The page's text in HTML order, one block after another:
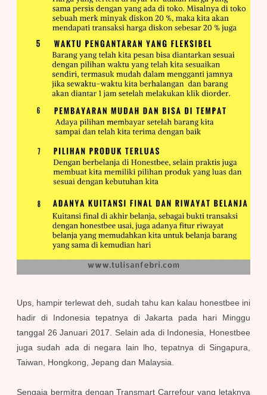
Ups, hampir terlewat deh, sudah tahu kan kalau honestbee ini
hadir di Indonesia tepatnya di Jakarta pada hari Minggu
tanggal 26 Januari 2017. Selain ada di Indonesia, Honestbee
juga sudah ada di negara lain lho, tepatnya di Singapura,
Taiwan, Hongkong, Jepang dan Malaysia.
Sengaja bermitra dengan Transmart Carrefour yang letaknya